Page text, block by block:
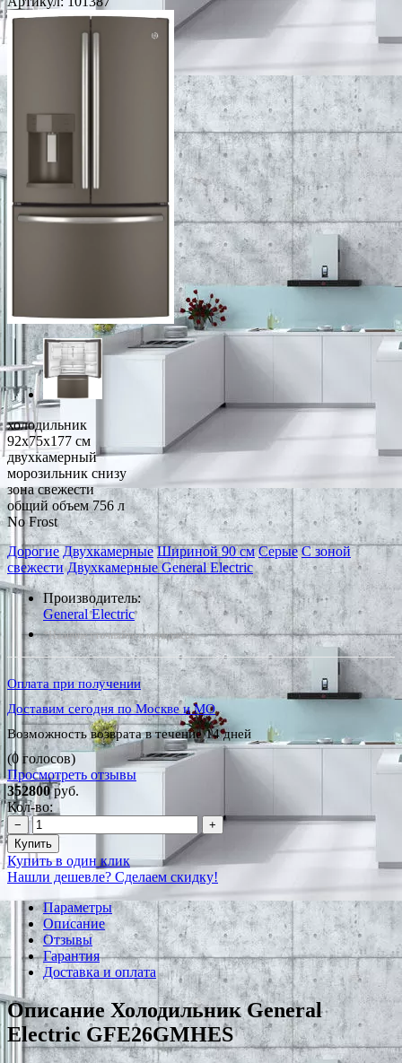
холодильник
92x75x177 см
двухкамерный
морозильник снизу
зона свежести
общий объем 756 л
No Frost
Дорогие Двухкамерные Шириной 90 см Серые С зоной
свежести Двухкамерные General Electric
Производитель:
General Electric
*Наличие уточняйте у менеджера
Оплата при получении
Доставим сегодня по Москве и МО
Возможность возврата в течение 14 дней
(0 голосов)
Просмотреть отзывы
352800руб.
Кол-во:
−
+
Купить
Купить в один клик
Нашли дешевле? Сделаем скидку!
Параметры
Описание
Отзывы
Гарантия
Доставка и оплата
Описание Холодильник General
Electric GFE26GMHES